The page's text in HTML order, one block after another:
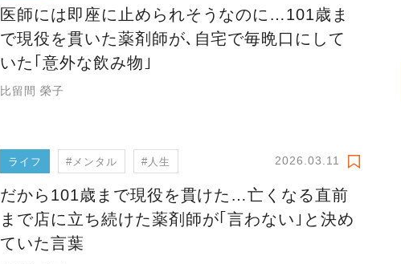
医師には即座に止められそうなのに…101歳ま
で現役を貫いた薬剤師が､自宅で毎晩口にして
いた｢意外な飲み物｣
比留間 榮子
ライフ #メンタル #人生 2026.03.11
だから101歳まで現役を貫けた…亡くなる直前
まで店に立ち続けた薬剤師が｢言わない｣と決め
ていた言葉